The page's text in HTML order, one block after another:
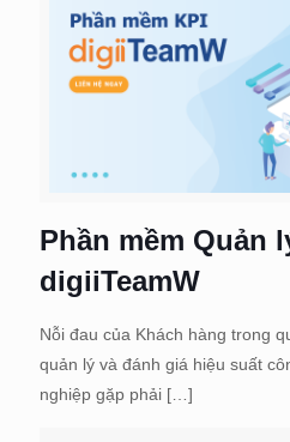
Phần mềm Quản
digiiTeamW
Nỗi đau của Khách hàng trong
quản lý và đánh giá hiệu suất
nghiệp gặp phải […]